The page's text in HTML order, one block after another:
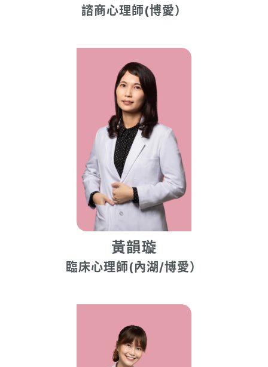
諮商心理師(博愛）
黃韻璇
臨床心理師(內湖/博愛）